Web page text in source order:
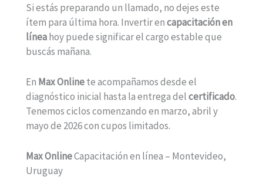
Si estás preparando un llamado, no dejes este
ítem para última hora. Invertir encapacitación en
líneahoy puede significar el cargo estable que
buscás mañana.
En Max Onlinete acompañamos desde el
diagnóstico inicial hasta la entrega delcertificado.
Tenemos ciclos comenzando en marzo, abril y
mayo de 2026 con cupos limitados.
Max OnlineCapacitación en línea – Montevideo,
Uruguay